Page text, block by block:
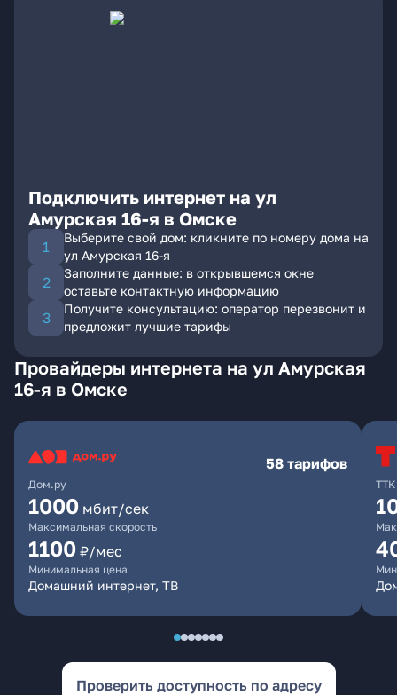
Подключить интернет на ул
Амурская 16-я в Омске
Выберите свой дом: кликните по номеру дома на
ул Амурская 16-я
Заполните данные: в открывшемся окне
оставьте контактную информацию
Получите консультацию: оператор перезвонит и
предложит лучшие тарифы
Провайдеры интернета на ул Амурская
16-я в Омске
Дом.ру
58 тарифов
1000 мбит/сек
Максимальная скорость
1100 ₽/мес
Минимальная цена
Домашний интернет, ТВ
ТТК
Проверить доступность по адресу